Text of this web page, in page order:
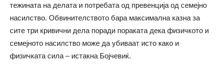
тежината на делата и потребата од превенција од семејно
насилство. Обвинителството бара максимална казна за
сите три кривични дела поради пораката дека физичкото и
семејното насилство може да убиваат исто како и
физичката сила – истакна Бојчевиќ.